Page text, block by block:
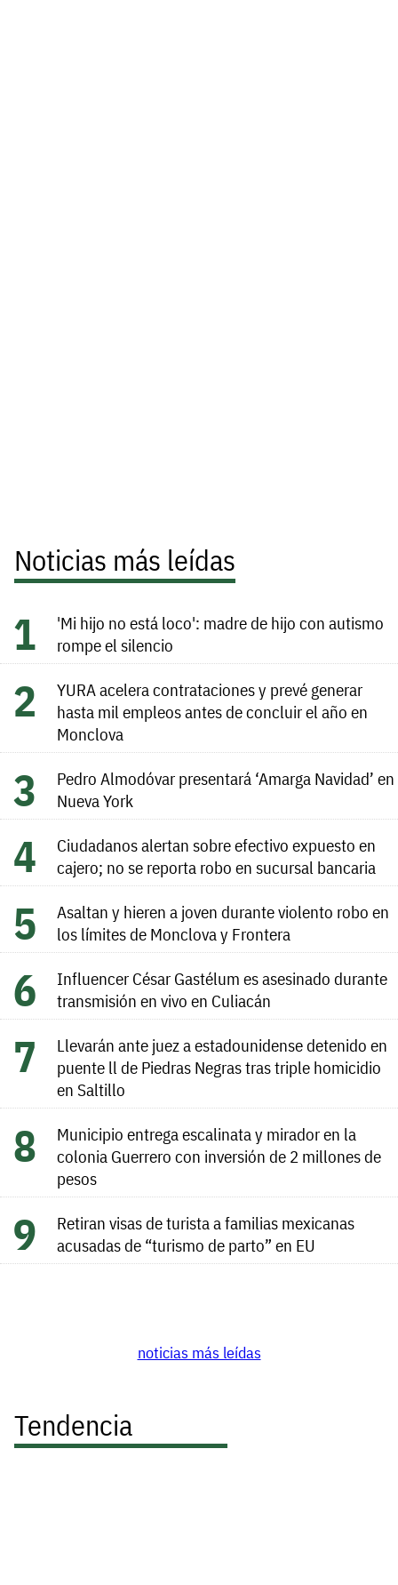
Noticias más leídas
'Mi hijo no está loco': madre de hijo con autismo
rompe el silencio
YURA acelera contrataciones y prevé generar
hasta mil empleos antes de concluir el año en
Monclova
Pedro Almodóvar presentará ‘Amarga Navidad’ en
Nueva York
Ciudadanos alertan sobre efectivo expuesto en
cajero; no se reporta robo en sucursal bancaria
Asaltan y hieren a joven durante violento robo en
los límites de Monclova y Frontera
Influencer César Gastélum es asesinado durante
transmisión en vivo en Culiacán
Llevarán ante juez a estadounidense detenido en
puente ll de Piedras Negras tras triple homicidio
en Saltillo
Municipio entrega escalinata y mirador en la
colonia Guerrero con inversión de 2 millones de
pesos
Retiran visas de turista a familias mexicanas
acusadas de “turismo de parto” en EU
noticias más leídas
Tendencia